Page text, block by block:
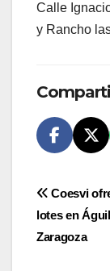
Calle
y Rancho
de
Coesvi
lotes en
Zaragoza